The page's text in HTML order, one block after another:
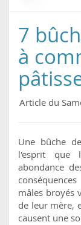
7
à
Article du
Une bûche
l'esprit que
abondance
mâles broyés
de leur mère,
causent une